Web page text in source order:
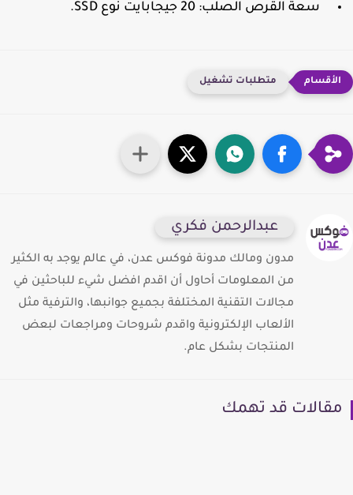
سعة القرص الصلب: 20 جيجابايت نوع SSD.
متطلبات تشغيل
عبدالرحمن فكري
مدون ومالك مدونة فوكس عدن، في عالم يوجد به الكثير
من المعلومات أحاول أن اقدم افضل شيء للباحثين في
مجالات التقنية المختلفة بجميع جوانبها، والترفية مثل
الألعاب الإلكترونية واقدم شروحات ومراجعات لبعض
المنتجات بشكل عام.
قد تهمك